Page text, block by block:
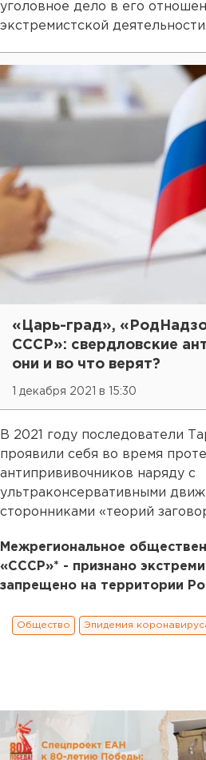
уголовное дело в его
экстремистской деятельности.
«Царь-град»,
СССР»: свердловские
они и во что верят?
1 декабря 2021 в 15:30
В 2021 году последователи
проявили себя во время
антипрививочников наряду с
ультраконсервативными
сторонниками «теорий
Межрегиональное
«СССР»* - признано
запрещено на территории
Общество Эпидемия